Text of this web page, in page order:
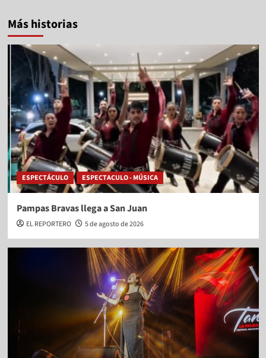
Más historias
ESPECTÁCULO ESPECTACULO - MÚSICA
Pampas Bravas llega a San Juan
EL REPORTERO 5 de agosto de 2026